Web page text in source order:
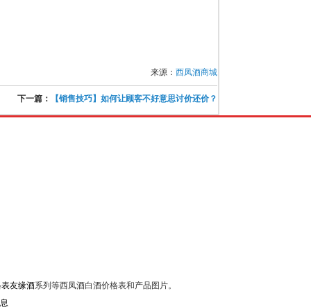
来源： 西凤酒商城
下一篇： 【销售技巧】如何让顾客不好意思讨价还价？
友缘酒系列等西凤酒白酒价格表和产品图片。